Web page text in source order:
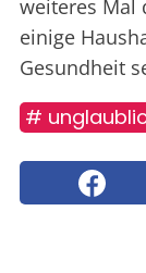
weiteres Mal
einige
Gesundheit
#